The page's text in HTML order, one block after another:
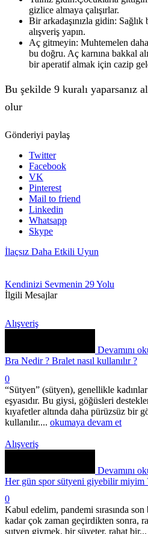
gizlice almaya çalışırlar.
Bir arkadaşınızla gidin: Sağlık
alışveriş yapın.
Aç gitmeyin: Muhtemelen
bu doğru. Aç karnına bakkal
bir aperatif almak için cazip
Bu şekilde 9 kuralı yaparsanız
olur
Gönderiyi paylaş
Twitter
Facebook
VK
Pinterest
Mail to friend
Linkedin
Whatsapp
Skype
İlaçsız Daha Etkili Uyun
Kendinizi Sevmenin 29 Yolu
İlgili Mesajlar
Alışveriş
Devamını
Bra Nedir ? Bralet nasıl kullanılır ?
0
“Sütyen” (sütyen), genellikle
eşyasıdır. Bu giysi, göğüsleri
kıyafetler altında daha pürüzsüz bir
kullanılır.... okumaya devam et
Alışveriş
Devamını
Her gün spor sütyeni giyebilir miyim
0
Kabul edelim, pandemi sırasında
kadar çok zaman geçirdikten sonra,
sutyen giymek, bir süveter, rahat bir...